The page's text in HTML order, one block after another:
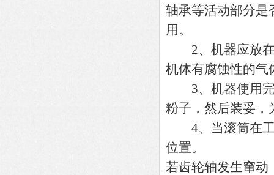
轴承等活动部分是
用。
2、机器应放在
机体有腐蚀性的气
3、机器使用完
粉子，然后装妥，
4、当滚筒在工
位置。
若齿轮轴发生窜动